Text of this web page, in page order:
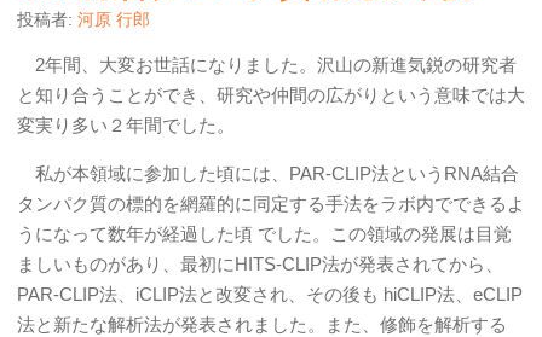
投稿者: 河原 行郎
2年間、大変お世話になりました。沢山の新進気鋭の研究者
と知り合うことができ、研究や仲間の広がりという意味では大
変実り多い２年間でした。
私が本領域に参加した頃には、PAR-CLIP法というRNA結合
タンパク質の標的を網羅的に同定する手法をラボ内でできるよ
うになって数年が経過した頃 でした。この領域の発展は目覚
ましいものがあり、最初にHITS-CLIP法が発表されてから、
PAR-CLIP法、iCLIP法と改変され、その後も hiCLIP法、eCLIP
法と新たな解析法が発表されました。また、修飾を解析する